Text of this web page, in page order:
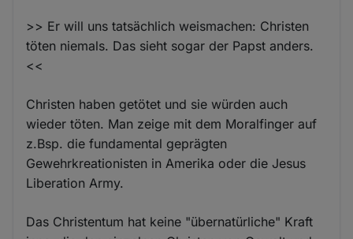
>> Er will uns tatsächlich weismachen: Christen
töten niemals. Das sieht sogar der Papst anders.
<<
Christen haben getötet und sie würden auch
wieder töten. Man zeige mit dem Moralfinger auf
z.Bsp. die fundamental geprägten
Gewehrkreationisten in Amerika oder die Jesus
Liberation Army.
Das Christentum hat keine "übernatürliche" Kraft